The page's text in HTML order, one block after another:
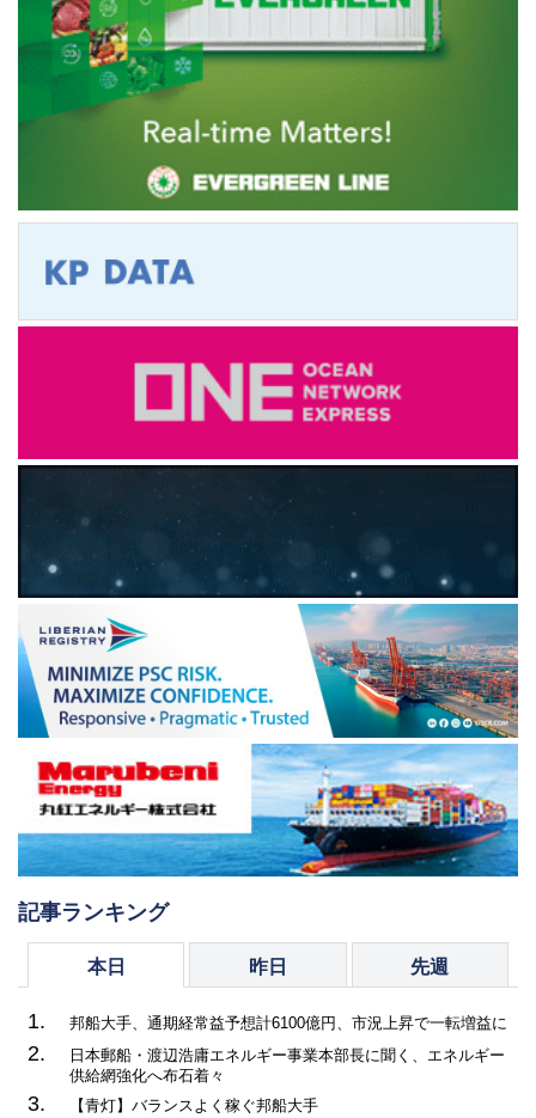
記事ランキング
本日 昨日 先週
1. 邦船大手、通期経常益予想計6100億円、市況上昇で一転増益に
2.
日本郵船・渡辺浩庸エネルギー事業本部長に聞く、エネルギー
供給網強化へ布石着々
3. 【青灯】バランスよく稼ぐ邦船大手